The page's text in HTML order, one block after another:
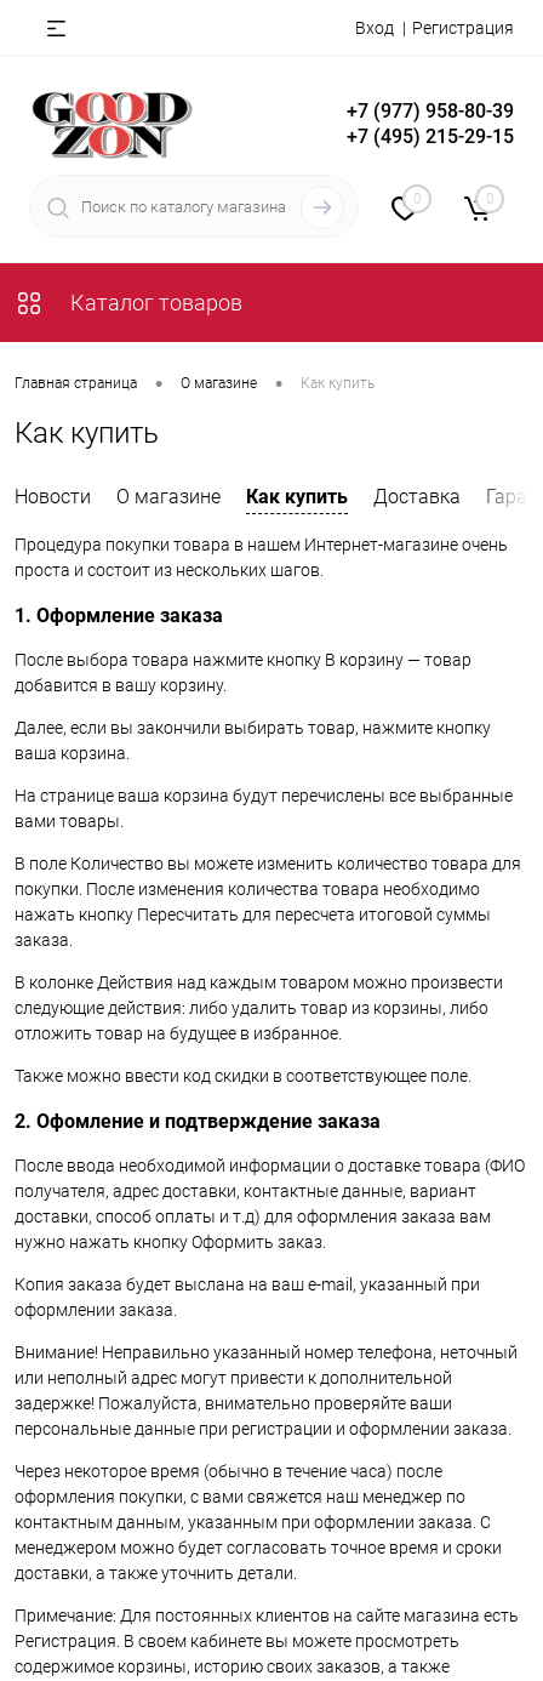
Вход Регистрация
+7 (977) 958-80-39
+7 (495) 215-29-15
0 0
Каталог товаров
Главная страница • О магазине • Как купить
Как купить
Новости О магазине Как купить Доставка
Процедура покупки товара в нашем Интернет-магазине очень
проста и состоит из нескольких шагов.
1. Оформление заказа
После выбора товара нажмите кнопку В корзину — товар
добавится в вашу корзину.
Далее, если вы закончили выбирать товар, нажмите кнопку
ваша корзина.
На странице ваша корзина будут перечислены все выбранные
вами товары.
В поле Количество вы можете изменить количество товара для
покупки. После изменения количества товара необходимо
нажать кнопку Пересчитать для пересчета итоговой суммы
заказа.
В колонке Действия над каждым товаром можно произвести
следующие действия: либо удалить товар из корзины, либо
отложить товар на будущее в избранное.
Также можно ввести код скидки в соответствующее поле.
2. Офомление и подтверждение заказа
После ввода необходимой информации о доставке товара (ФИО
получателя, адрес доставки, контактные данные, вариант
доставки, способ оплаты и т.д) для оформления заказа вам
нужно нажать кнопку Оформить заказ.
Копия заказа будет выслана на ваш e-mail, указанный при
оформлении заказа.
Внимание! Неправильно указанный номер телефона, неточный
или неполный адрес могут привести к дополнительной
задержке! Пожалуйста, внимательно проверяйте ваши
персональные данные при регистрации и оформлении заказа.
Через некоторое время (обычно в течение часа) после
оформления покупки, с вами свяжется наш менеджер по
контактным данным, указанным при оформлении заказа. С
менеджером можно будет согласовать точное время и сроки
доставки, а также уточнить детали.
Примечание: Для постоянных клиентов на сайте магазина есть
Регистрация. В своем кабинете вы можете просмотреть
содержимое корзины, историю своих заказов, а также